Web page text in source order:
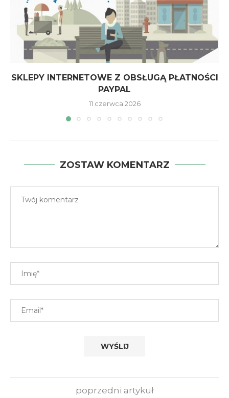
SKLEPY INTERNETOWE Z OBSŁUGĄ PŁATNOŚCI
PAYPAL
11 czerwca 2026
ZOSTAW KOMENTARZ
poprzedni artykuł